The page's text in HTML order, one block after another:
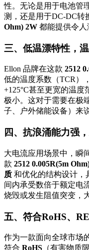
性。无论是用于电池管
测，还是用于DC-DC转
Ohm) 2W 都能提供令人
三、低温漂特性，
Ellon 品牌在这款 2512
低的温度系数（TCR）
+125°C甚至更宽的温度
极小。这对于需要在极
子、户外储能设备）来
四、抗浪涌能力强
大电流应用场景中，瞬
款 2512 0.005R(5m
质 和优化的结构设计，
间内承受数倍于额定电
烧毁或发生阻值突变，
五、符合RoHS、
作为一款面向全球市场
符合 RoHS （有害物质